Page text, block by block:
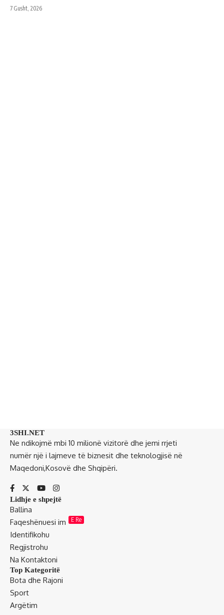
7 Gusht, 2026
3SHI.NET
Ne ndikojmë mbi 10 milionë vizitorë dhe jemi rrjeti
numër një i lajmeve të biznesit dhe teknologjisë në
Maqedoni,Kosovë dhe Shqipëri.
Lidhje e shpejtë
Ballina
Faqeshënuesi im
E Re
Identifikohu
Regjistrohu
Na Kontaktoni
Top Kategoritë
Bota dhe Rajoni
Sport
Argëtim